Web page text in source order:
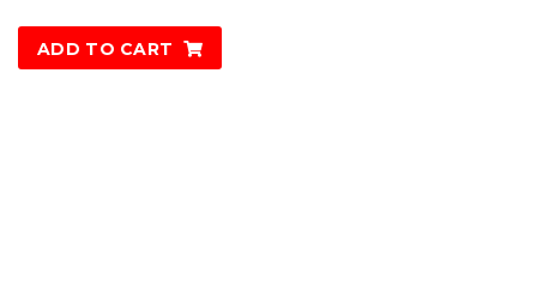
ADD TO CART